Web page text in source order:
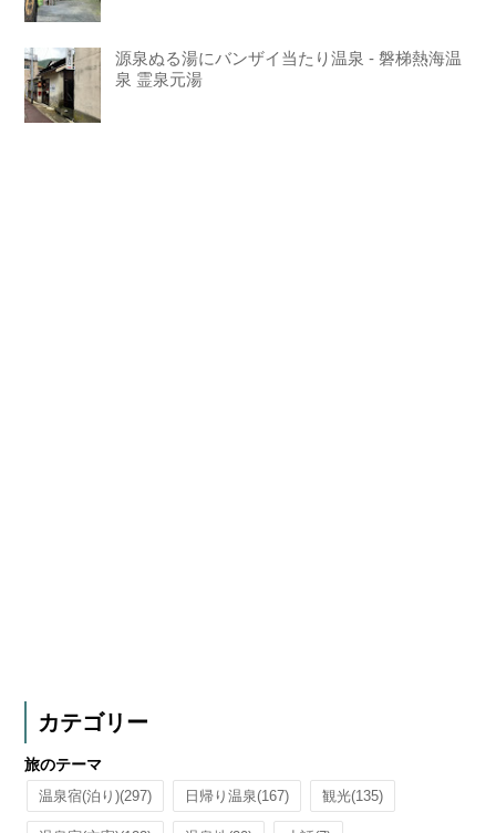
源泉ぬる湯にバンザイ当たり温泉 - 磐梯熱海温
泉 霊泉元湯
カテゴリー
旅のテーマ
温泉宿(泊り)(297) 日帰り温泉(167) 観光(135)